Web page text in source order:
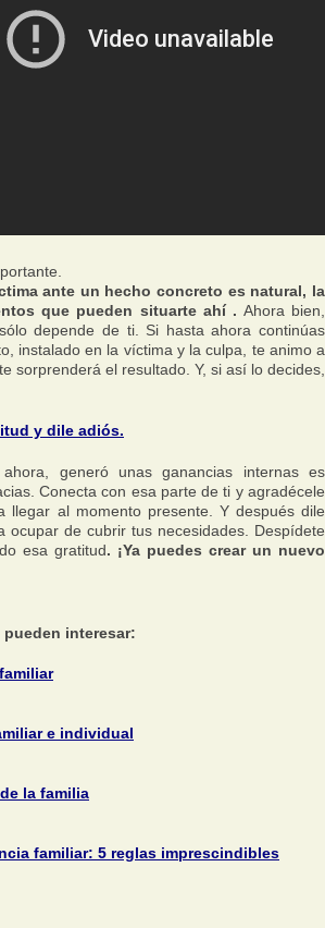
ante un hecho concreto es natural, la
que pueden situarte ahí . Ahora bien,
depende de ti. Si hasta ahora continúas
instalado en la víctima y la culpa, te animo a
sorprenderá el resultado. Y, si así lo decides,
y dile adiós.
generó unas ganancias internas es
Conecta con esa parte de ti y agradécele
llegar al momento presente. Y después dile
ocupar de cubrir tus necesidades. Despídete
esa gratitud. ¡Ya puedes crear un nuevo
interesar:
e individual
la familia
familiar: 5 reglas imprescindibles